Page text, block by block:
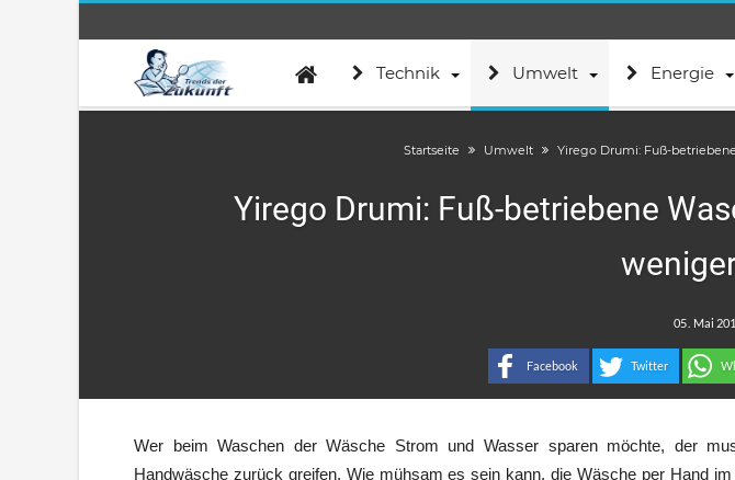
Technik Umwelt Energie
Startseite Umwelt Yirego Drumi: Fuß-
Yirego Drumi: Fuß-betriebene
Facebook Twitter
Wer beim Waschen der Wäsche Strom und Wasser sparen möchte, der
Handwäsche zurück greifen. Wie mühsam es sein kann, die Wäsche per Hand